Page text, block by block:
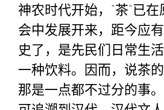
神农时代开始，“茶”已
会中发展开来，距今应
史了，是先民们日常生
一种饮料。因而，说茶的
那是一点都不过分的事